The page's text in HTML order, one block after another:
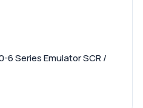
6 Series Emulator SCR /